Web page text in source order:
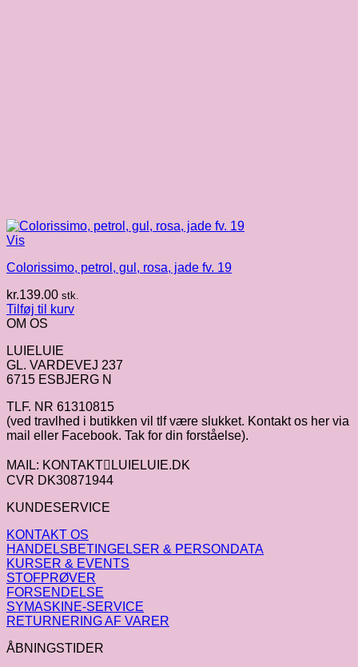
Vis
Colorissimo, petrol, gul, rosa, jade fv. 19
kr.139.00 stk.
Tilføj til kurv
OM OS
LUIELUIE
GL. VARDEVEJ 237
6715 ESBJERG N
TLF. NR 61310815
(ved travlhed i butikken vil tlf være slukket. Kontakt os her via
mail eller Facebook. Tak for din forståelse).
MAIL: KONTAKTLUIELUIE.DK
CVR DK30871944
KUNDESERVICE
KONTAKT OS
HANDELSBETINGELSER & PERSONDATA
KURSER & EVENTS
STOFPRØVER
FORSENDELSE
SYMASKINE-SERVICE
RETURNERING AF VARER
ÅBNINGSTIDER